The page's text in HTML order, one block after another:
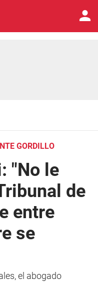
GORDILLO
"No le
de
entre
se
el abogado